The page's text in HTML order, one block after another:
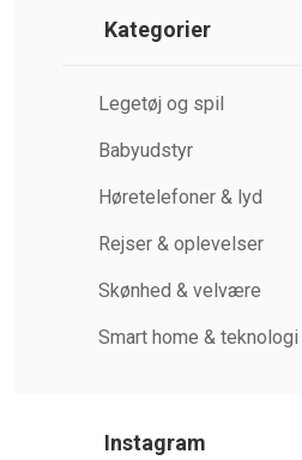
Kategorier
Legetøj og spil
Babyudstyr
Høretelefoner & lyd
Rejser & oplevelser
Skønhed & velvære
Smart home & teknologi
Instagram